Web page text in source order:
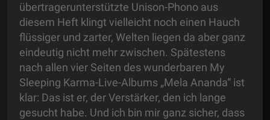
übertragerunterstützte Unison-Phono aus
diesem Heft klingt vielleicht noch einen Hauch
flüssiger und zarter, Welten liegen da aber ganz
eindeutig nicht mehr zwischen. Spätestens
nach allen vier Seiten des wunderbaren My
Sleeping Karma-Live-Albums „Mela Ananda“ ist
klar: Das ist er, der Verstärker, den ich lange
gesucht habe. Und ich bin mir ganz sicher, dass